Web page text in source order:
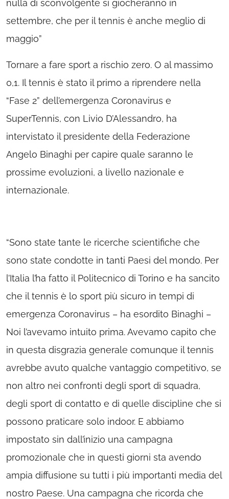
nulla di sconvolgente si giocheranno in
settembre, che per il tennis è anche meglio di
maggio”
Tornare a fare sport a rischio zero. O al massimo
0,1. Il tennis è stato il primo a riprendere nella
“Fase 2” dell’emergenza Coronavirus e
SuperTennis, con Livio D’Alessandro, ha
intervistato il presidente della Federazione
Angelo Binaghi per capire quale saranno le
prossime evoluzioni, a livello nazionale e
internazionale.
“Sono state tante le ricerche scientifiche che
sono state condotte in tanti Paesi del mondo. Per
l’Italia l’ha fatto il Politecnico di Torino e ha sancito
che il tennis è lo sport più sicuro in tempi di
emergenza Coronavirus – ha esordito Binaghi –
Noi l’avevamo intuito prima. Avevamo capito che
in questa disgrazia generale comunque il tennis
avrebbe avuto qualche vantaggio competitivo, se
non altro nei confronti degli sport di squadra,
degli sport di contatto e di quelle discipline che si
possono praticare solo indoor. E abbiamo
impostato sin dall’inizio una campagna
promozionale che in questi giorni sta avendo
ampia diffusione su tutti i più importanti media del
nostro Paese. Una campagna che ricorda che